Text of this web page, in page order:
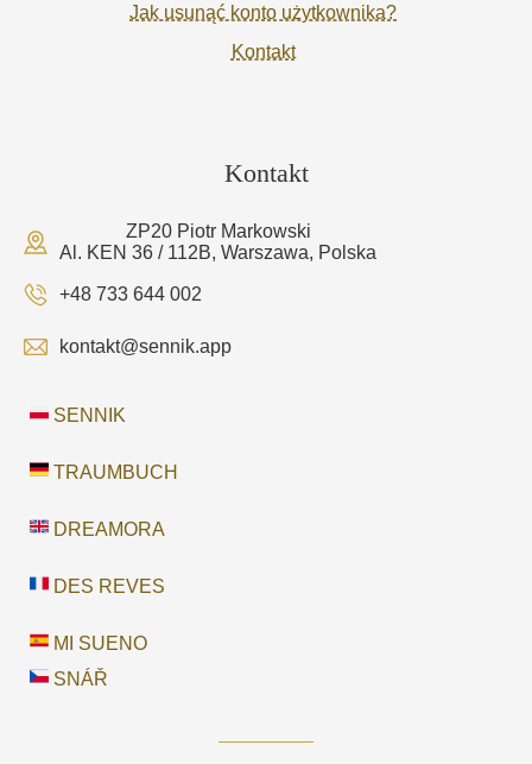
Jak usunąć konto użytkownika?
Kontakt
Kontakt
ZP20 Piotr Markowski
Al. KEN 36 / 112B, Warszawa, Polska
+48 733 644 002
kontakt@sennik.app
SENNIK
TRAUMBUCH
DREAMORA
DES REVES
MI SUENO
SNÁŘ